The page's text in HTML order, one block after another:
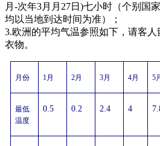
月-次年3月月27日)七小时（个别国
均以当地到达时间为准）；
3.欧洲的平均气温参照如下，请客
衣物。
月份 1月 2月 3月 4月 5
最低
温度
0.5 0.2 2.4 4